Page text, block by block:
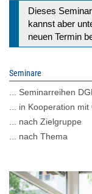
Dieses
kannst aber
neuen Termin
Seminare
... Seminarreihen
... in Kooperation
... nach Zielgruppe
... nach Thema